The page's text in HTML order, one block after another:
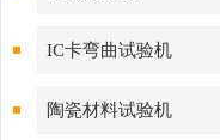
IC卡弯曲试验机
陶瓷材料试验机